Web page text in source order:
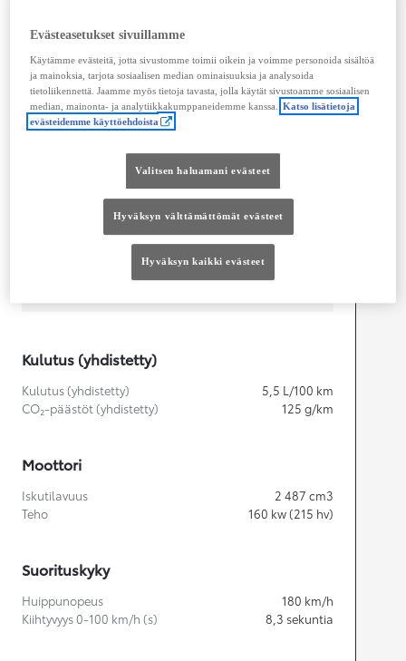
Kulutus (yhdistetty)
Kulutus (yhdistetty) 5,5 L/100 km
CO₂-päästöt (yhdistetty)
125 g/km
Moottori
Iskutilavuus 2 487 cm3
Teho
160 kw (215 hv)
Suorituskyky
Huippunopeus 180 km/h
Kiihtyvyys 0-100 km/h (s)
8,3 sekuntia
Evästeasetukset sivuillamme
Käytämme evästeitä, jotta sivustomme toimii oikein ja voimme personoida sisältöä
ja mainoksia, tarjota sosiaalisen median ominaisuuksia ja analysoida
tietoliikennettä. Jaamme myös tietoja tavasta, jolla käytät sivustoamme sosiaalisen
median, mainonta- ja analytiikkakumppaneidemme kanssa.
Katso lisätietoja
evästeidemme käyttöehdoista
Valitsen haluamani evästeet
Hyväksyn välttämättömät evästeet
Hyväksyn kaikki evästeet